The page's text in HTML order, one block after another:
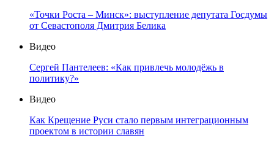
«Точки Роста – Минск»: выступление депутата Госдумы
от Севастополя Дмитрия Белика
Видео
Сергей Пантелеев: «Как привлечь молодёжь в
политику?»
Видео
Как Крещение Руси стало первым интеграционным
проектом в истории славян